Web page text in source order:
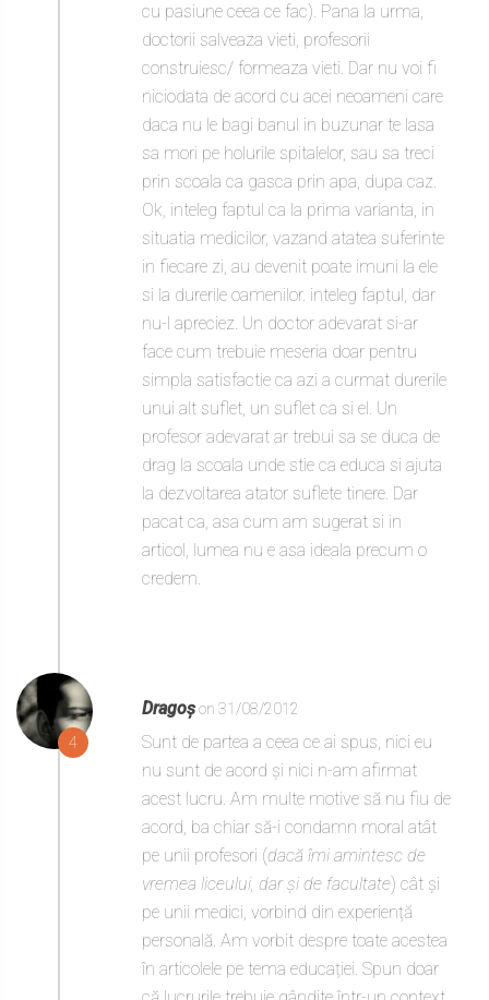
cu pasiune ceea ce fac). Pana la urma,
doctorii salveaza vieti, profesorii
construiesc/ formeaza vieti. Dar nu voi fi
niciodata de acord cu acei neoameni care
daca nu le bagi banul in buzunar te lasa
sa mori pe holurile spitalelor, sau sa treci
prin scoala ca gasca prin apa, dupa caz.
Ok, inteleg faptul ca la prima varianta, in
situatia medicilor, vazand atatea suferinte
in fiecare zi, au devenit poate imuni la ele
si la durerile oamenilor. inteleg faptul, dar
nu-l apreciez. Un doctor adevarat si-ar
face cum trebuie meseria doar pentru
simpla satisfactie ca azi a curmat durerile
unui alt suflet, un suflet ca si el. Un
profesor adevarat ar trebui sa se duca de
drag la scoala unde stie ca educa si ajuta
la dezvoltarea atator suflete tinere. Dar
pacat ca, asa cum am sugerat si in
articol, lumea nu e asa ideala precum o
credem.
4
Dragoșon 31/08/2012
Sunt de partea a ceea ce ai spus, nici eu
nu sunt de acord și nici n-am afirmat
acest lucru. Am multe motive să nu fiu de
acord, ba chiar să-i condamn moral atât
pe unii profesori (dacă îmi amintesc de
vremea liceului, dar și de facultate) cât și
pe unii medici, vorbind din experiență
personală. Am vorbit despre toate acestea
în articolele pe tema educației. Spun doar